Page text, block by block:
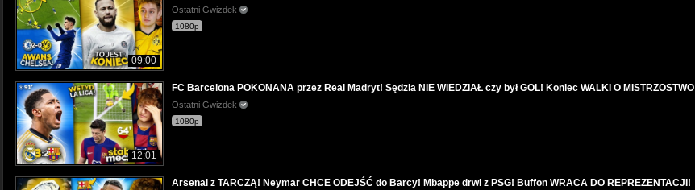
09:00
Ostatni Gwizdek
1080p
12:01
FC Barcelona POKONANA przez Real Madryt! Sędzia NIE WIEDZIAŁ czy był GOL! Koniec WALKI O MISTRZOSTWO
Ostatni Gwizdek
1080p
Arsenal z TARCZĄ! Neymar CHCE ODEJŚĆ do Barcy! Mbappe drwi z PSG! Buffon WRACA DO REPREZENTACJI!